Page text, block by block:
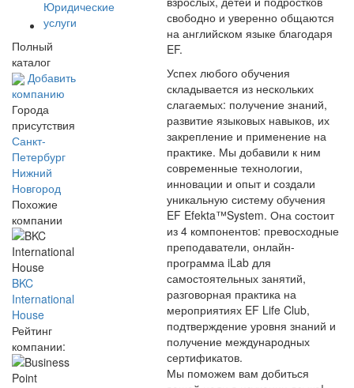
Юридические
услуги
Полный
каталог
Добавить
компанию
Города
присутствия
Санкт-
Петербург
Нижний
Новгород
Похожие
компании
BKC
International
House
Рейтинг
компании:
свободно и уверенно общаются
на английском языке благодаря
EF.
Успех любого обучения
складывается из нескольких
слагаемых: получение знаний,
развитие языковых навыков, их
закрепление и применение на
практике. Мы добавили к ним
современные технологии,
инновации и опыт и создали
уникальную систему обучения
EF Efekta™System. Она состоит
из 4 компонентов: превосходные
преподаватели, онлайн-
программа iLab для
самостоятельных занятий,
разговорная практика на
мероприятиях EF Life Club,
подтверждение уровня знаний и
получение международных
сертификатов.
Мы поможем вам добиться